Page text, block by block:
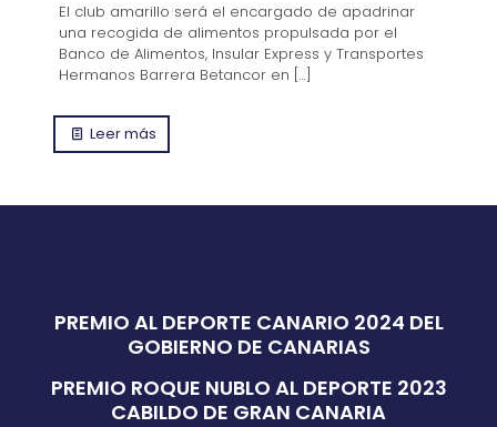
El club amarillo será el encargado de apadrinar
una recogida de alimentos propulsada por el
Banco de Alimentos, Insular Express y Transportes
Hermanos Barrera Betancor en […]
Leer más
PREMIO AL DEPORTE CANARIO 2024 DEL
GOBIERNO DE CANARIAS
PREMIO ROQUE NUBLO AL DEPORTE 2023
CABILDO DE GRAN CANARIA